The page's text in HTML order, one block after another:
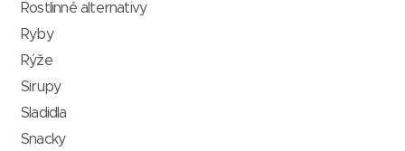
Rostlinné alternativy
Ryby
Rýže
Sirupy
Sladidla
Snacky